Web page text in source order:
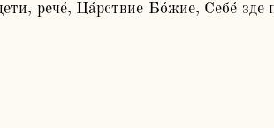
рече́, Ца́рствие Бо́жие, Себе́ зде